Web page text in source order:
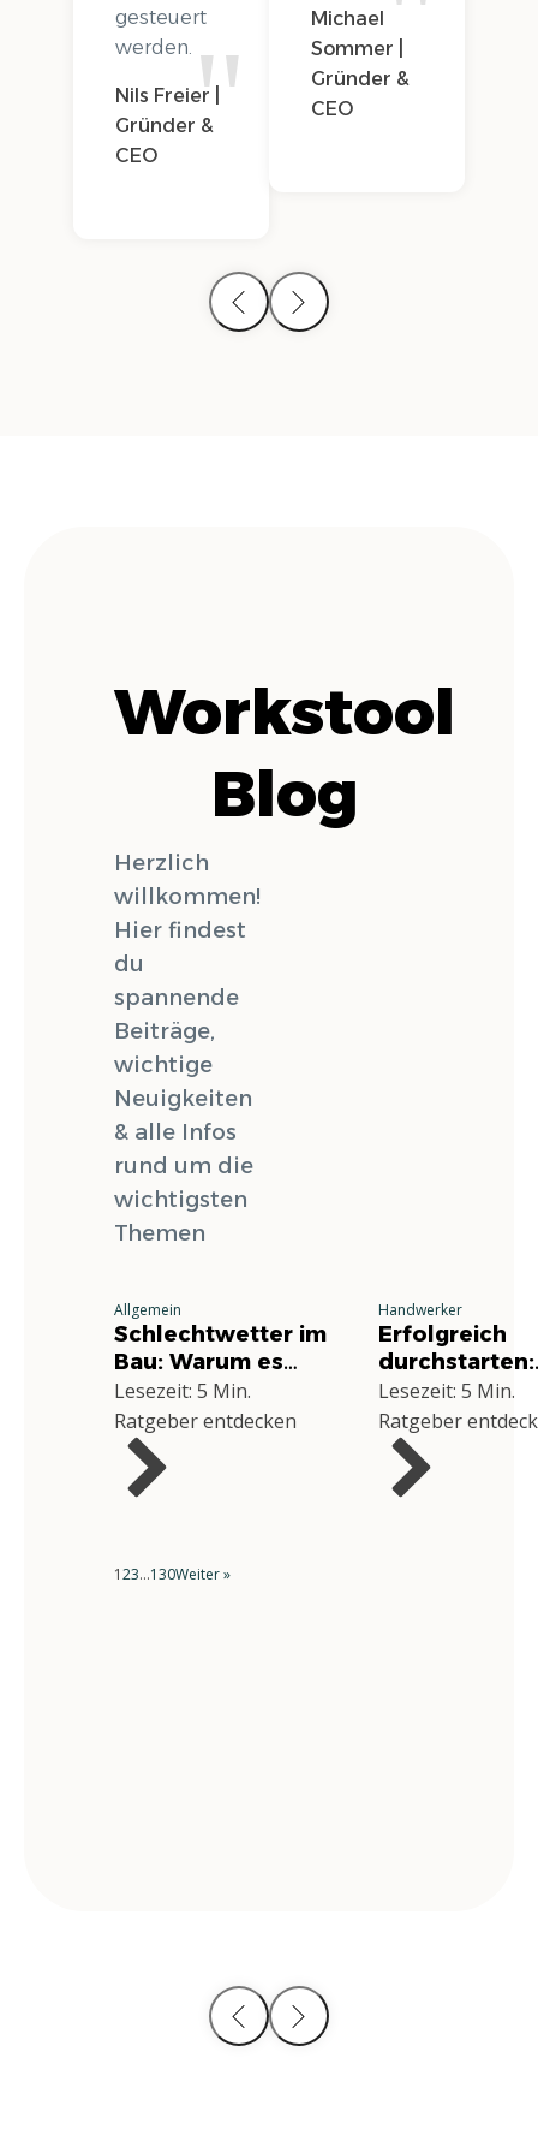
gesteuert
werden.
Nils Freier |
Gründer &
CEO
Michael
Sommer |
Gründer &
CEO
Workstool
Blog
Herzlich
willkommen!
Hier findest
du
spannende
Beiträge,
wichtige
Neuigkeiten
& alle Infos
rund um die
wichtigsten
Themen
Allgemein
Schlechtwetter im
Bau: Warum es
jeden Betrieb
betrifft und wie Sie
richtig reagieren
Lesezeit: 5 Min.
Ratgeber entdecken
Handwerker
Erfolgreich
durchstarten:
Deine
für die
im Handwerk
Lesezeit: 5 Min.
Ratgeber
123…130Weiter »